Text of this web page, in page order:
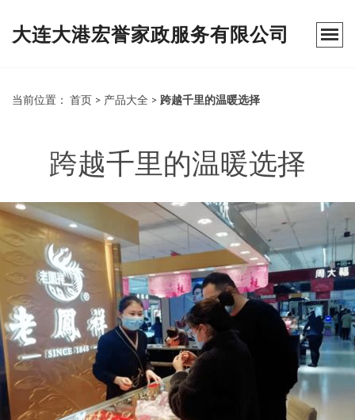
大连大港宏誉家政服务有限公司
当前位置： 首页 > 产品大全 > 跨越千里的温暖选择
跨越千里的温暖选择